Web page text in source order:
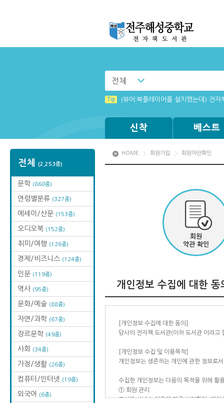
전체
Tip (뷰어:북플레이어를 설치했는데) 전자
신착 베스트
전체 (2,253종)
문학 (860종)
연령별분류 (327종)
에세이/산문 (153종)
오디오북 (152종)
취미/여행 (126종)
경제/비즈니스 (124종)
인문 (119종)
역사 (95종)
문화/예술 (88종)
자연/과학 (67종)
장르문학 (49종)
사회 (34종)
가정/생활 (26종)
컴퓨터/인터넷 (19종)
외국어 (6종)
HOME 회원가입 회원약관확인
회원
약관 확인
개인정보 수집에 대한 동
[개인정보 수집에 대한 동의]
당사의 전자책 도서관(이하 도서관 이라고
[개인정보 수집 및 이용목적]
개인정보는 생존하는 개인에 관한 정보로
수집한 개인정보는 다음의 목적을 위해 활
① 회원 관리
도서관 서비스 이용에 따른 본인확인, 개